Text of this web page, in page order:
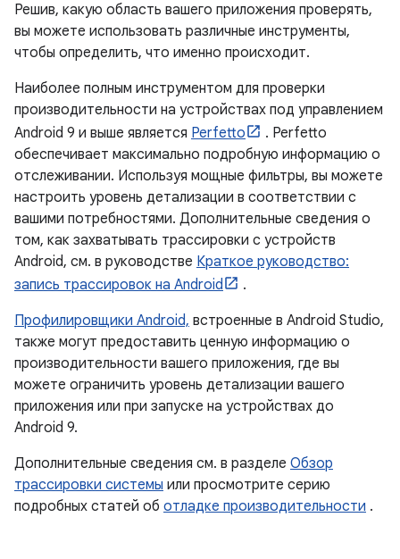
Решив, какую область вашего приложения проверять,
вы можете использовать различные инструменты,
чтобы определить, что именно происходит.
Наиболее полным инструментом для проверки
производительности на устройствах под управлением
Android 9 и выше является Perfetto
. Perfetto
обеспечивает максимально подробную информацию о
отслеживании. Используя мощные фильтры, вы можете
настроить уровень детализации в соответствии с
вашими потребностями. Дополнительные сведения о
том, как захватывать трассировки с устройств
Android, см. в руководстве Краткое руководство:
запись трассировок на Android
.
Профилировщики Android, встроенные в Android Studio,
также могут предоставить ценную информацию о
производительности вашего приложения, где вы
можете ограничить уровень детализации вашего
приложения или при запуске на устройствах до
Android 9.
Дополнительные сведения см. в разделе Обзор
трассировки системы или просмотрите серию
подробных статей об отладке производительности .